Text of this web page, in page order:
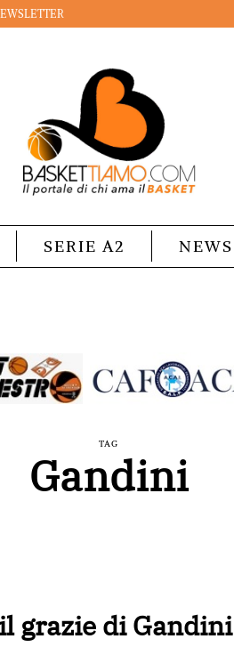
SERIE A2 NEWS
TAG
Gandini
grazie di Gandini